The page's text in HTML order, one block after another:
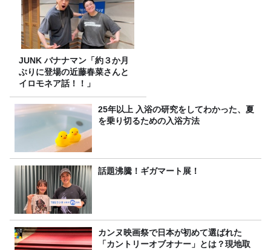
JUNK バナナマン「約３か月
ぶりに登場の近藤春菜さんと
イロモネア話！！」
25年以上 入浴の研究をしてわかった、夏
を乗り切るための入浴方法
話題沸騰！ギガマート展！
カンヌ映画祭で日本が初めて選ばれた
「カントリーオブオナー」とは？現地取